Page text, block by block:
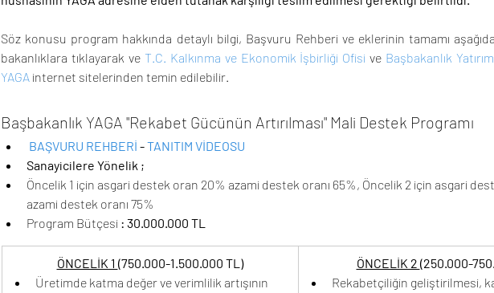
Söz konusu program hakkında detaylı bilgi, Başvuru Rehberi ve eklerinin tamamı
bakanlıklara tıklayarak ve T.C. Kalkınma ve Ekonomik İşbirliği Ofisi ve Başbakanlık
YAGA internet sitelerinden temin edilebilir.
Başbakanlık YAGA "Rekabet Gücünün Artırılması" Mali Destek Programı
BAŞVURU REHBERİ - TANITIM VİDEOSU
Sanayicilere Yönelik ;
Öncelik 1 için asgari destek oran 20% azami destek oranı 65%, Öncelik 2 için asgari
azami destek oranı 75%
Program Bütçesi : 30.000.000 TL
ÖNCELİK 1 (750.000-1.500.000 TL)
Üretimde katma değer ve verimlilik artışının
ÖNCELİK 2 (250.000-
Rekabetçiliğin geliştirilmesi,